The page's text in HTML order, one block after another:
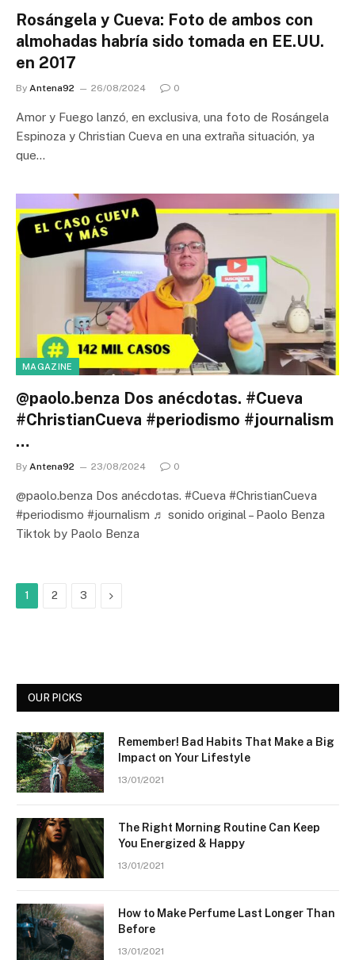
Rosángela y Cueva: Foto de ambos con
almohadas habría sido tomada en EE.UU.
en 2017
By Antena92 26/08/2024 0
Amor y Fuego lanzó, en exclusiva, una foto de Rosángela
Espinoza y Christian Cueva en una extraña situación, ya
que…
MAGAZINE
@paolo.benza Dos anécdotas. #Cueva
#ChristianCueva #periodismo #journalism
…
By Antena92 23/08/2024 0
@paolo.benza Dos anécdotas. #Cueva #ChristianCueva
#periodismo #journalism ♬ sonido original – Paolo Benza
Tiktok by Paolo Benza
1 2 3 Next
OUR PICKS
Remember! Bad Habits That Make a Big
Impact on Your Lifestyle
13/01/2021
The Right Morning Routine Can Keep
You Energized & Happy
13/01/2021
How to Make Perfume Last Longer Than
Before
13/01/2021